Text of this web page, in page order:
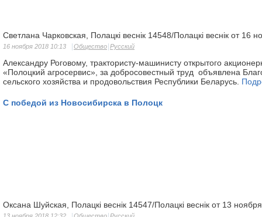
Светлана Чарковская, Полацкі веснік 14548/Полацкі веснік от 16
16 ноября 2018 10:13 Общество Русский
Александру Роговому, трактористу-машинисту открытого
«Полоцкий агросервис», за добросовестный труд объявлена
сельского хозяйства и продовольствия Республики Беларусь.
С победой из Новосибирска в Полоцк
Оксана Шуйская, Полацкі веснік 14547/Полацкі веснік от 13